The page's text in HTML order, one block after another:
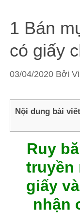
1 Bán
có giấy
03/04/2020 Bởi
Nội dung bài viết
Ruy
truyền
giấy
nhận